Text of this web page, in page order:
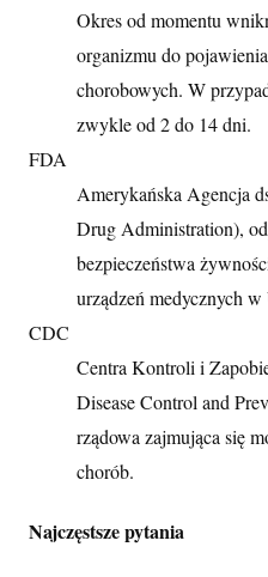
Okres od momentu
organizmu do
chorobowych. W
zwykle od 2 do 14 dni.
FDA
Amerykańska Agencja
Drug Administration),
bezpieczeństwa
urządzeń medycznych
CDC
Centra Kontroli i
Disease Control and
rządowa zajmująca się
chorób.
Najczęstsze pytania